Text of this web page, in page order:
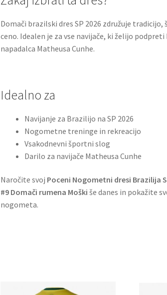
Domači brazilski dres SP 2026 združuje
ceno. Idealen je za vse navijače, ki želijo
napadalca Matheusa Cunhe.
Idealno za
Navijanje za Brazilijo na SP 2026
Nogometne treninge in rekreacijo
Vsakodnevni športni slog
Darilo za navijače Matheusa Cunhe
Naročite svoj Poceni Nogometni dresi Brazilija
#9 Domači rumena Moški še danes in pokažite
nogometa.